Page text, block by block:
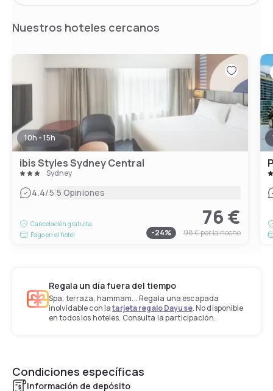
Nuestros hoteles cercanos
10h - 15h
ibis Styles Sydney Central
Sydney
4.4/5|5 Opiniones
Cancelación gratuita
Pago en el hotel
76 €
-24% 98 €por la noche
Regala un día fuera del tiempo
Spa, terraza, hammam... Regala una escapada
inolvidable con latarjeta regalo Dayuse. No disponible
en todos los hoteles. Consulta la participación.
Condiciones específicas
Información de depósito